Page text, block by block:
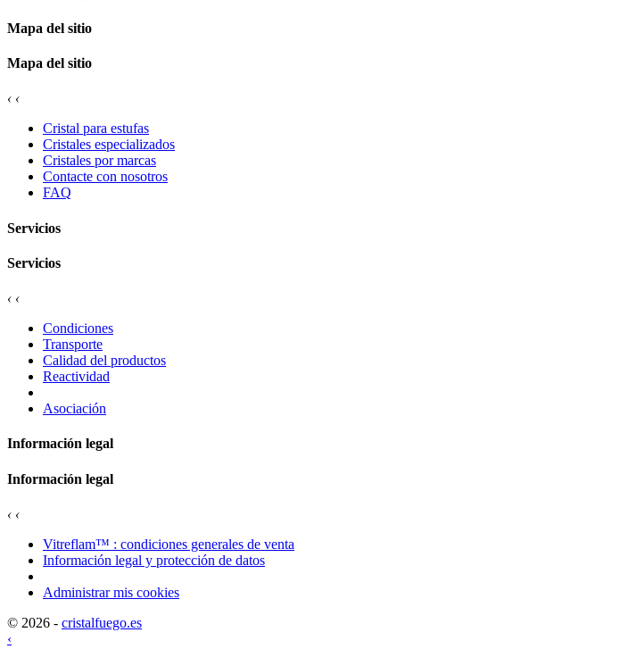
Mapa del sitio
Mapa del sitio
‹ ‹
Cristal para estufas
Cristales especializados
Cristales por marcas
Contacte con nosotros
FAQ
Servicios
Servicios
‹ ‹
Condiciones
Transporte
Calidad del productos
Reactividad
Asociación
Información legal
Información legal
‹ ‹
Vitreflam™ : condiciones generales de venta
Información legal y protección de datos
Administrar mis cookies
© 2026 - cristalfuego.es
‹